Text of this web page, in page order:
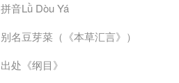
拼音Lǜ Dòu Yá
别名豆芽菜（《本草汇言》）
出处 《纲目》